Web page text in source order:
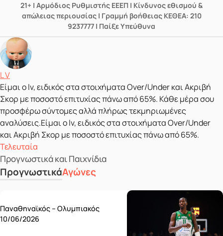
Τελευταία
Προγνωστικά και Παιχνίδια
ΠρογνωστικάΑγώνες
Παναθηναϊκός – Ολυμπιακός
10/06/2026
21+ | Αρμόδιος Ρυθμιστής ΕΕΕΠ | Κίνδυνος εθισμού &
απώλειας περιουσίας | Γραμμή βοήθειας ΚΕΘΕΑ: 210
9237777 | Παίξε Υπεύθυνα
Δημοσιεύτηκε από
L V
Είμαι ο lv, ειδικός στα στοιχήματα Over/Under και Ακριβή
Σκορ με ποσοστό επιτυχίας πάνω από 65%. Κάθε μέρα σου
προσφέρω σύντομες αλλά πλήρως τεκμηριωμένες
αναλύσεις.Είμαι ο lv, ειδικός στα στοιχήματα Over/Under
και Ακριβή Σκορ με ποσοστό επιτυχίας πάνω από 65%.